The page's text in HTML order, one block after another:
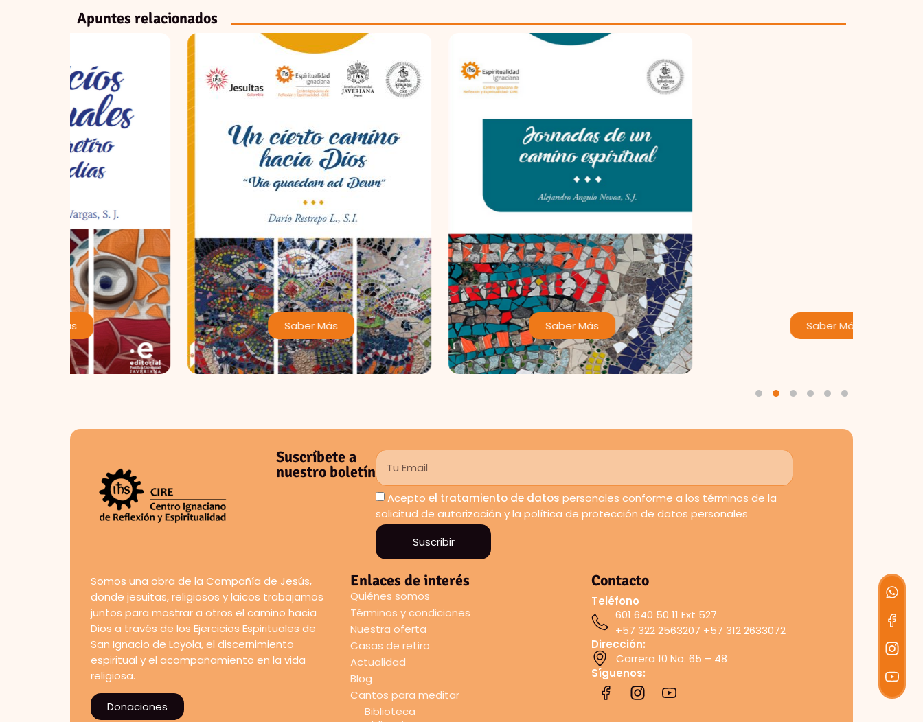
Apuntes relacionados
Saber Más Saber Más
3 4 5 6
Suscríbete a
nuestro boletín
Acepto el tratamiento de datos personales conforme a los términos de la
solicitud de autorización y la política de protección de datos personales
Suscribir
Somos una obra de la Compañía de Jesús,
donde jesuitas, religiosos y laicos trabajamos
juntos para mostrar a otros el camino hacia
Dios a través de los Ejercicios Espirituales de
San Ignacio de Loyola, el discernimiento
espiritual y el acompañamiento en la vida
religiosa.
Donaciones
Enlaces de interés
Quiénes somos
Términos y condiciones
Nuestra oferta
Casas de retiro
Actualidad
Blog
Cantos para meditar
Biblioteca
Contacto
Teléfono
601 640 50 11 Ext 527
+57 322 2563207 +57 312 2633072
Dirección:
Carrera 10 No. 65 – 48
Síguenos: